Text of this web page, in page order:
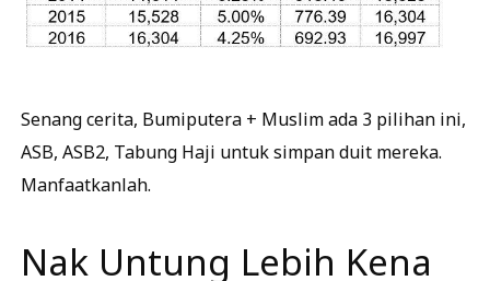
Senang cerita, Bumiputera + Muslim ada 3 pilihan ini,
ASB, ASB2, Tabung Haji untuk simpan duit mereka.
Manfaatkanlah.
Nak Untung Lebih Kena